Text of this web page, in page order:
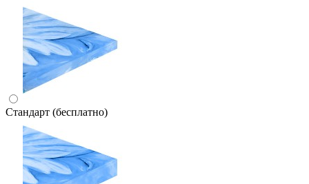
Стандарт (бесплатно)